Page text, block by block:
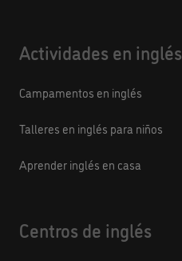
Actividades en inglés
Campamentos en inglés
Talleres en inglés para niños
Aprender inglés en casa
Centros de inglés